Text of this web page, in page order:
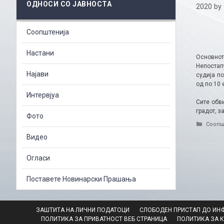
2020 by
судија
од по 10
Сите
градот,
ОДНОСИ СО ЈАВНОСТА
Соопштенија
Настани
Најави
Интервјуа
Фото
Видео
Огласи
Поставете Новинарски Прашања
ЗАШТИТА НА ЛИЧНИ ПОДАТОЦИ СЛОБОДЕН ПРИСТАП ДО
ПОЛИТИКА ЗА ПРИВАТНОСТ ВЕБ СТРАНИЦА
ПОЛИТИКА ЗА